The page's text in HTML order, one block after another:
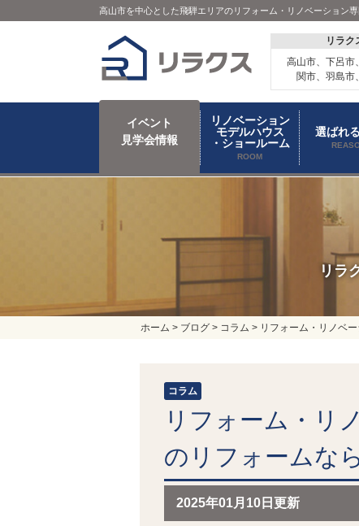
高山市を中心とした飛騨エリアのリフォーム・リノベーション
リラク
高山市、下呂市
関市、羽島市
イベント
見学会情報
リノベーション
モデルハウス
・ショールーム
ROOM
選ばれ
リラ
ホーム > ブログ > コラム > リフォーム・リノベ
コラム
リフォーム・リ
のリフォームな
2025年01月10日更新